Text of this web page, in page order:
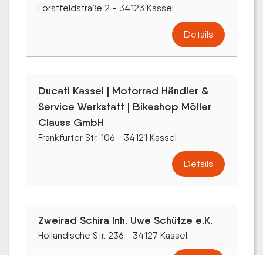
Forstfeldstraße 2 - 34123 Kassel
Details
Ducati Kassel | Motorrad Händler &
Service Werkstatt | Bikeshop Möller
Clauss GmbH
Frankfurter Str. 106 - 34121 Kassel
Details
Zweirad Schira Inh. Uwe Schütze e.K.
Holländische Str. 236 - 34127 Kassel